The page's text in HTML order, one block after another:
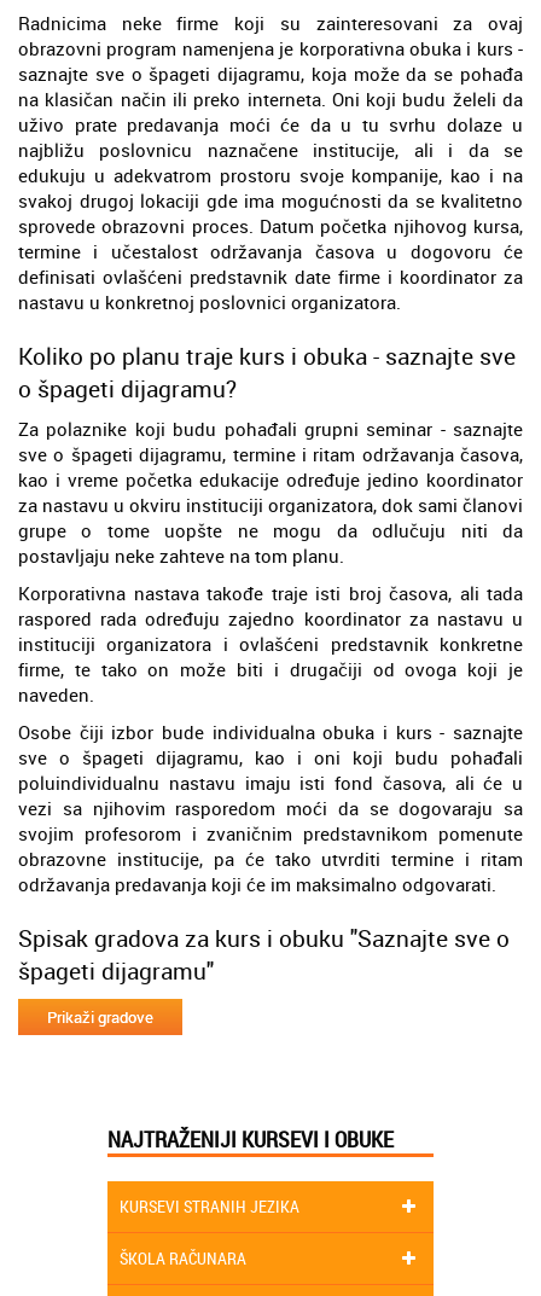
Radnicima neke firme koji su zainteresovani za ovaj
obrazovni program namenjena je korporativna obuka i kurs -
saznajte sve o špageti dijagramu, koja može da se pohađa
na klasičan način ili preko interneta. Oni koji budu želeli da
uživo prate predavanja moći će da u tu svrhu dolaze u
najbližu poslovnicu naznačene institucije, ali i da se
edukuju u adekvatrom prostoru svoje kompanije, kao i na
svakoj drugoj lokaciji gde ima mogućnosti da se kvalitetno
sprovede obrazovni proces. Datum početka njihovog kursa,
termine i učestalost održavanja časova u dogovoru će
definisati ovlašćeni predstavnik date firme i koordinator za
nastavu u konkretnoj poslovnici organizatora.
Koliko po planu traje kurs i obuka - saznajte sve
o špageti dijagramu?
Za polaznike koji budu pohađali grupni seminar - saznajte
sve o špageti dijagramu, termine i ritam održavanja časova,
kao i vreme početka edukacije određuje jedino koordinator
za nastavu u okviru instituciji organizatora, dok sami članovi
grupe o tome uopšte ne mogu da odlučuju niti da
postavljaju neke zahteve na tom planu.
Korporativna nastava takođe traje isti broj časova, ali tada
raspored rada određuju zajedno koordinator za nastavu u
instituciji organizatora i ovlašćeni predstavnik konkretne
firme, te tako on može biti i drugačiji od ovoga koji je
naveden.
Osobe čiji izbor bude individualna obuka i kurs - saznajte
sve o špageti dijagramu, kao i oni koji budu pohađali
poluindividualnu nastavu imaju isti fond časova, ali će u
vezi sa njihovim rasporedom moći da se dogovaraju sa
svojim profesorom i zvaničnim predstavnikom pomenute
obrazovne institucije, pa će tako utvrditi termine i ritam
održavanja predavanja koji će im maksimalno odgovarati.
Spisak gradova za kurs i obuku "Saznajte sve o
špageti dijagramu"
NAJTRAŽENIJI KURSEVI I OBUKE
KURSEVI STRANIH JEZIKA
ŠKOLA RAČUNARA